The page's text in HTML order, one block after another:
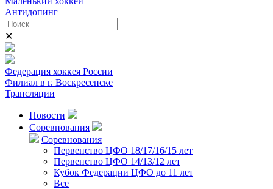
Антидопинг
✕
Федерация хоккея России
Филиал в г. Воскресенске
Трансляции
Новости
Соревнования
Соревнования
Первенство ЦФО 18/17/16/15 лет
Первенство ЦФО 14/13/12 лет
Кубок Федерации ЦФО до 11 лет
Все